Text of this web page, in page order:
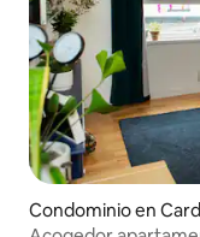
Condominio en